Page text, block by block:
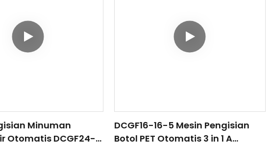
Minuman
Otomatis DCGF24-
DCGF16-16-5 Mesin Pengisian
Botol PET Otomatis 3 in 1 A